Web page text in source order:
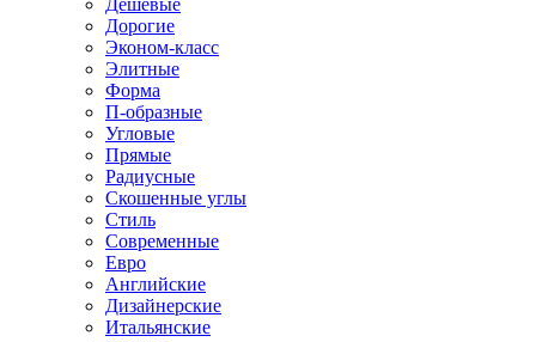
Дешевые
Дорогие
Эконом-класс
Элитные
Форма
П-образные
Угловые
Прямые
Радиусные
Скошенные углы
Стиль
Современные
Евро
Английские
Дизайнерские
Итальянские